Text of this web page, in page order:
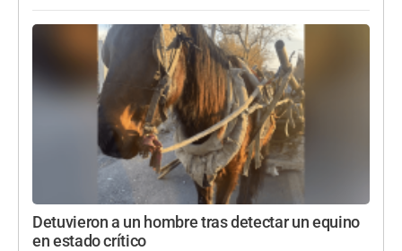
Detuvieron a un hombre tras detectar un equino
en estado crítico